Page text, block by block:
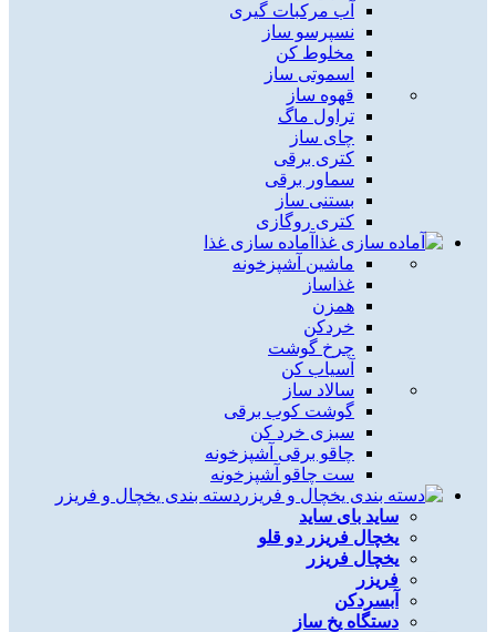
آب مرکبات گیری
نسپرسو ساز
مخلوط کن
اسموتی ساز
قهوه ساز
تراول ماگ
چای ساز
کتری برقی
سماور برقی
بستنی ساز
کتری روگازی
آماده سازی غذا
ماشین آشپزخونه
غذاساز
همزن
خردکن
چرخ گوشت
آسیاب کن
سالاد ساز
گوشت کوب برقی
سبزی خرد کن
چاقو برقی آشپزخونه
ست چاقو آشپزخونه
دسته بندی یخچال و فریزر
ساید بای ساید
یخچال فریزر دو قلو
یخچال فریزر
فریزر
آبسردکن
دستگاه یخ ساز